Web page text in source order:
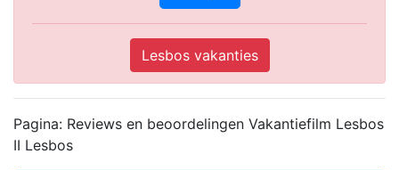
Lesbos vakanties
Pagina: Reviews en beoordelingen Vakantiefilm Lesbos
II Lesbos